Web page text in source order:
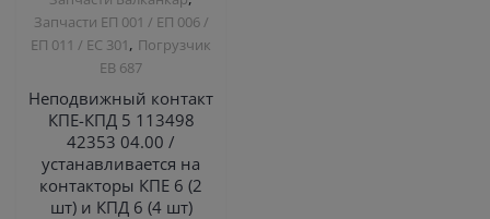
Запчасти ЕП 001 / ЕП 006 /
ЕП 011 / ЕС 301, Погрузчик
ЕВ 687
Неподвижный контакт
КПЕ-КПД 5 113498
42353 04.00 /
устанавливается на
контакторы КПЕ 6 (2
шт) и КПД 6 (4 шт)